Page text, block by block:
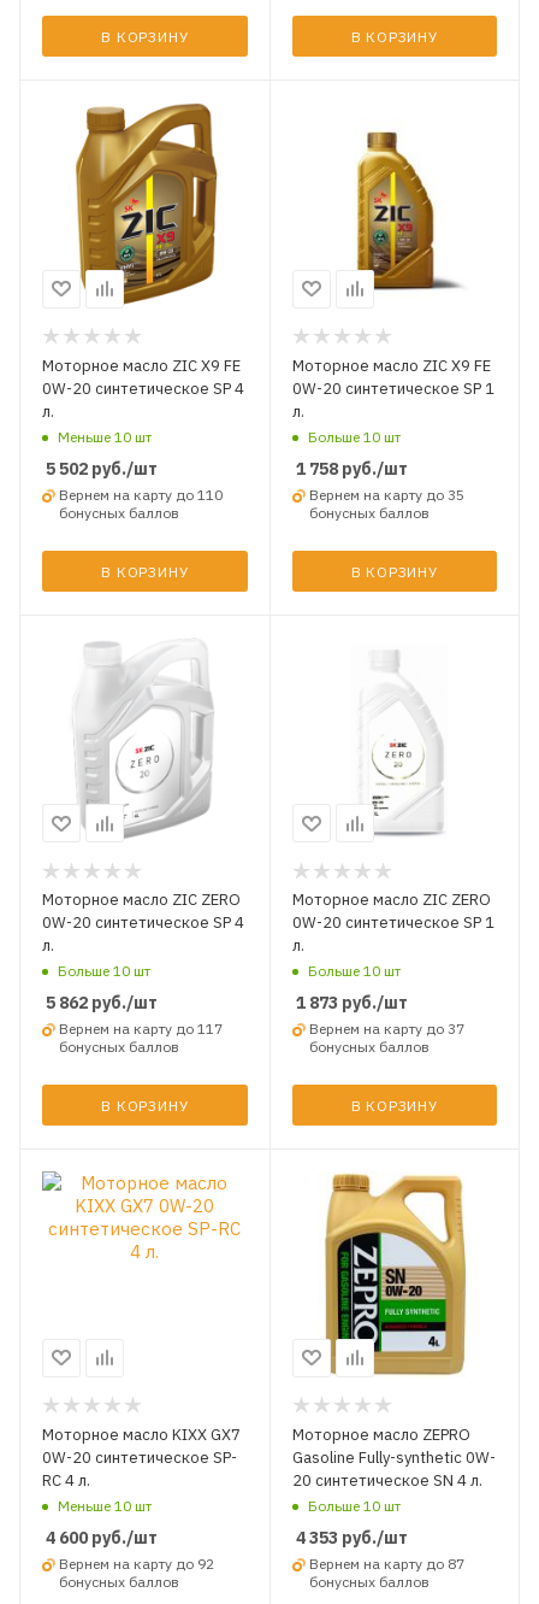
В КОРЗИНУ В КОРЗИНУ
Моторное масло ZIC X9 FE
0W-20 синтетическое SP 4
л.
Меньше 10 шт
5 502 руб./шт
Вернем на карту до 110
бонусных баллов
В КОРЗИНУ
Моторное масло ZIC X9 FE
0W-20 синтетическое SP 1
л.
Больше 10 шт
1 758руб./шт
Вернем на карту до 35
бонусных баллов
В КОРЗИНУ
Моторное масло ZIC ZERO
0W-20 синтетическое SP 4
л.
Больше 10 шт
5 862 руб./шт
Вернем на карту до 117
бонусных баллов
В КОРЗИНУ
Моторное масло ZIC ZERO
0W-20 синтетическое SP 1
л.
Больше 10 шт
1 873 руб./шт
Вернем на карту до 37
бонусных баллов
В КОРЗИНУ
Моторное масло KIXX GX7
0W-20 синтетическое SP-
RC 4 л.
Меньше 10 шт
4 600 руб./шт
Вернем на карту до 92
бонусных баллов
Моторное масло ZEPRO
Gasoline Fully-synthetic 0W-
20 синтетическое SN 4 л.
Больше 10 шт
4 353 руб./шт
Вернем на карту до 87
бонусных баллов